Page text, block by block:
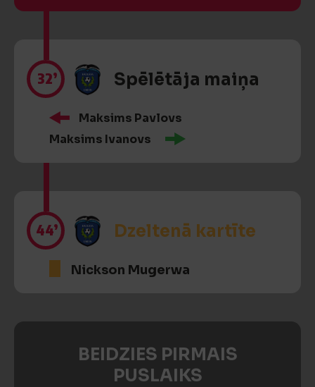
32’ Spēlētāja maiņa
Maksims Pavlovs
Maksims Ivanovs
44’ Dzeltenā kartīte
Nickson Mugerwa
BEIDZIES PIRMAIS
PUSLAIKS